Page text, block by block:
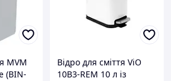
MVM
(BIN-
Відро для сміття ViO
10B3-REM 10 л із